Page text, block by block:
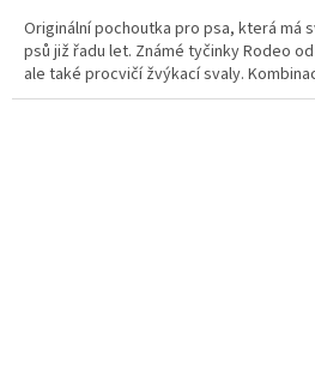
Originální pochoutka pro psa, která má
psů již řadu let. Známé tyčinky Rodeo
ale také procvičí žvýkací svaly.